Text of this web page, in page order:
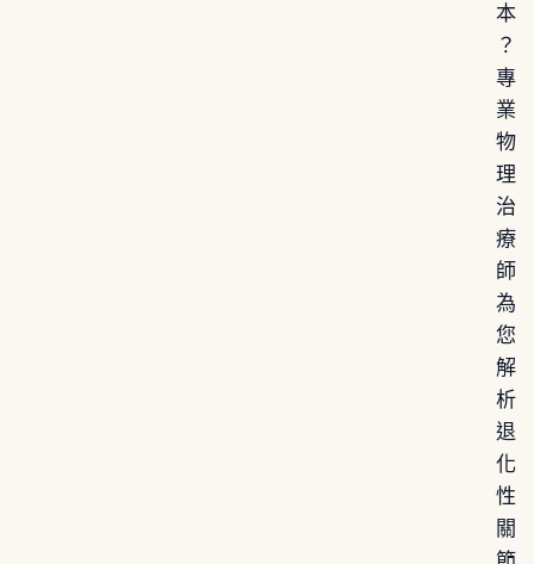
本
？
專
業
物
理
治
療
師
為
您
解
析
退
化
性
關